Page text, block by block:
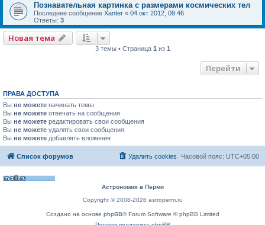
Познавательная картинка с размерами космических тел
Последнее сообщение Xanter « 04 окт 2012, 09:46
Ответы: 3
Новая тема
3 темы • Страница 1 из 1
Перейти
ПРАВА ДОСТУПА
Вы не можете начинать темы
Вы не можете отвечать на сообщения
Вы не можете редактировать свои сообщения
Вы не можете удалять свои сообщения
Вы не можете добавлять вложения
Список форумов Часовой пояс: UTC+05:00
Удалить cookies
Астрономия в Перми
Copyright © 2008-2026 astroperm.ru
Создано на основе phpBB® Forum Software © phpBB Limited